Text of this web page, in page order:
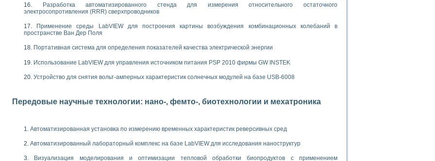
принципа действия универсального цифрового вольтметра
обеспечение учебных лабораторных стендов
для изучения технологии выращивания полупроводниковых и оптических монокристаллов
LabVIEW
лабораторный практикум по курсу «радиотехнические цепи и сигналы»
одномерных сигналов на основе алгоритма полигармонической экстраполяции
полигармонической экстраполяции в среде LabVIEW
«Моделирование систем» и «Автоматизация проектирования систем и средств управления»
характеристик на основе использования звуковой карты ПК
теории Коммутации
Разработка автоматизированного стенда для измерения относительного остаточного
электросопротивления (RRR) сверхпроводников
Применение среды LabVIEW для построения картины возбуждения комбинационных колебаний в
пространстве Ван Дер Поля
Портативная система для определения показателей качества электрической энергии
Использование LabVIEW для управления источником питания PSP 2010 фирмы GW INSTEK
Устройство для снятия вольт-амперных характеристик солнечных модулей на базе USB-6008
Передовые научные технологии: нано-, фемто-, биотехнологии и мехатроника
Автоматизированная установка по измерению временных характеристик реверсивных сред
Автоматизированный лабораторный комплекс на базе LabVIEW для исследования наноструктур
Визуализация моделирования и оптимизации тепловой обработки биопродуктов с применением